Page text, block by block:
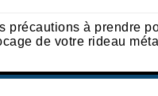
précautions à prendre
de votre rideau